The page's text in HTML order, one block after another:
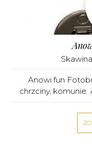
Skawina
Anowi.fun
chrzciny, komunie